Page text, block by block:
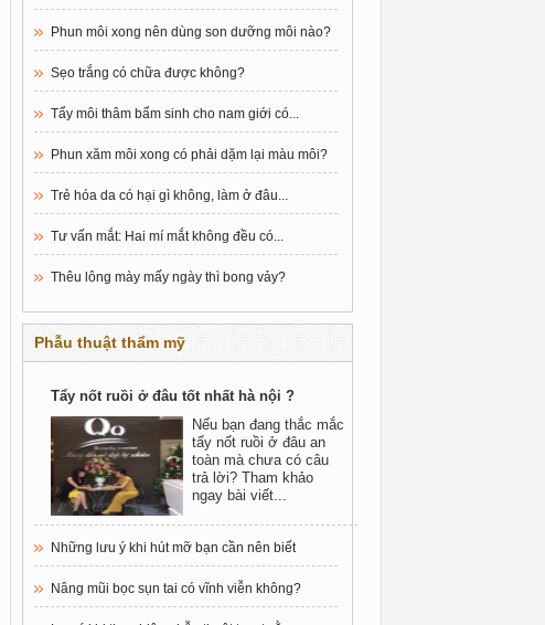
Phun môi xong nên dùng son dưỡng môi nào?
Sẹo trắng có chữa được không?
Tẩy môi thâm bẩm sinh cho nam giới có...
Phun xăm môi xong có phải dặm lại màu môi?
Trẻ hóa da có hại gì không, làm ở đâu...
Tư vấn mắt: Hai mí mắt không đều có...
Thêu lông mày mấy ngày thì bong vảy?
Phẫu thuật thẩm mỹ
Tẩy nốt ruồi ở đâu tốt nhất hà nội ?
Nếu bạn đang thắc mắc
tẩy nốt ruồi ở đâu an
toàn mà chưa có câu
trả lời? Tham khảo
ngay bài viết...
Những lưu ý khi hút mỡ bạn cần nên biết
Nâng mũi bọc sụn tai có vĩnh viễn không?